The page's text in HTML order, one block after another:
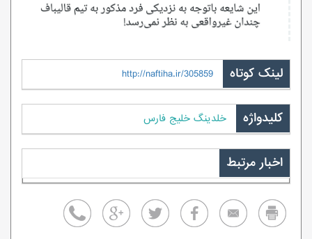
لینک کوتاه http://naftiha.ir/305859
کلیدواژه خلدینگ خلیج فارس
اخبار مرتبط